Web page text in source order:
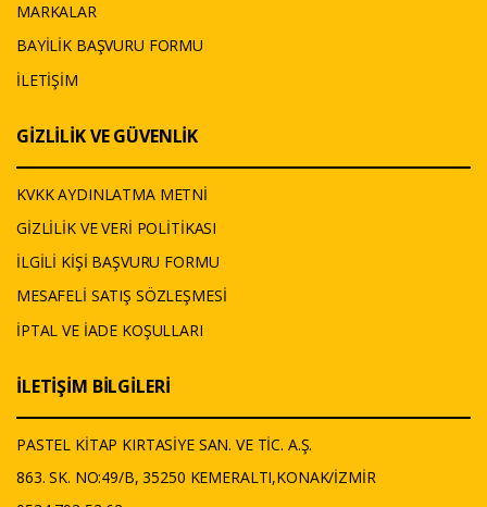
MARKALAR
BAYİLİK BAŞVURU FORMU
İLETİŞİM
GİZLİLİK VE GÜVENLİK
KVKK AYDINLATMA METNİ
GİZLİLİK VE VERİ POLİTİKASI
İLGİLİ KİŞİ BAŞVURU FORMU
MESAFELİ SATIŞ SÖZLEŞMESİ
İPTAL VE İADE KOŞULLARI
İLETİŞİM BİLGİLERİ
PASTEL KİTAP KIRTASİYE SAN. VE TİC. A.Ş.
863. SK. NO:49/B, 35250 KEMERALTI,KONAK/İZMİR